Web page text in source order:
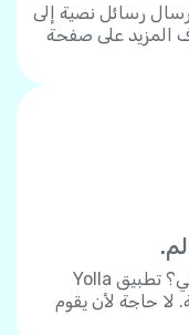
رسائل نصية إلى
المزيد على صفحة
هل تحتاج للاتصال بجوال أو هاتف أرضي؟ تطبيق Yolla
لا حاجة لأن يقوم